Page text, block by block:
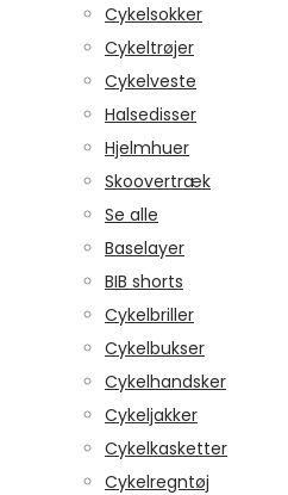
Cykelsokker
Cykeltrøjer
Cykelveste
Halsedisser
Hjelmhuer
Skoovertræk
Se alle
Baselayer
BIB shorts
Cykelbriller
Cykelbukser
Cykelhandsker
Cykeljakker
Cykelkasketter
Cykelregntøj